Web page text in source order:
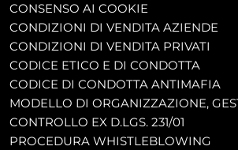
CONSENSO AI COOKIE
CONDIZIONI DI VENDITA AZIENDE
CONDIZIONI DI VENDITA PRIVATI
CODICE ETICO E DI CONDOTTA
CODICE DI CONDOTTA ANTIMAFIA
MODELLO DI ORGANIZZAZIONE,
CONTROLLO EX D.LGS. 231/01
PROCEDURA WHISTLEBLOWING